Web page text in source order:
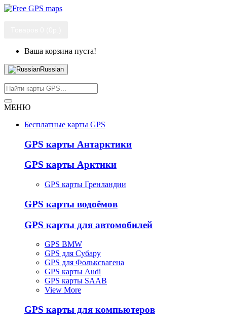
Ваша корзина пуста!
Russian
МЕНЮ
Бесплатные карты GPS
GPS карты Антарктики
GPS карты Арктики
GPS карты Гренландии
GPS карты водоёмов
GPS карты для автомобилей
GPS BMW
GPS для Субару
GPS для Фольксвагена
GPS карты Audi
GPS карты SAAB
View More
GPS карты для компьютеров